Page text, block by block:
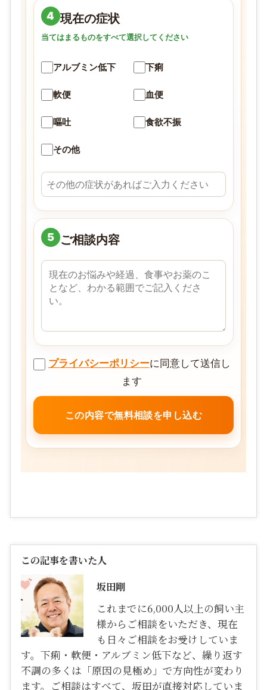
4 現在の症状
当てはまるものをすべて選択してください
アルブミン低下 下痢
軟便 血便
嘔吐 食欲不振
その他
5 ご相談内容
プライバシーポリシーに同意して送信し
ます
この記事を書いた人
坂田剛
これまでに6,000人以上の飼い主
様からご相談をいただき、現在
も日々ご相談をお受けしていま
す。下痢・軟便・アルブミン低下など、繰り返す
不調の多くは「原因の見極め」で方向性が変わり
ます。ご相談はすべて、坂田が直接対応していま